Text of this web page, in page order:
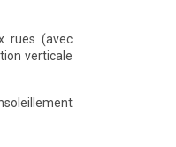
rues (avec
verticale